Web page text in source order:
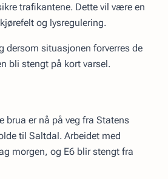
trafikantene. Dette vil være en
og lysregulering.
dersom situasjonen forverres de
bli stengt på kort varsel.
brua er nå på veg fra Statens
til Saltdal. Arbeidet med
morgen, og E6 blir stengt fra